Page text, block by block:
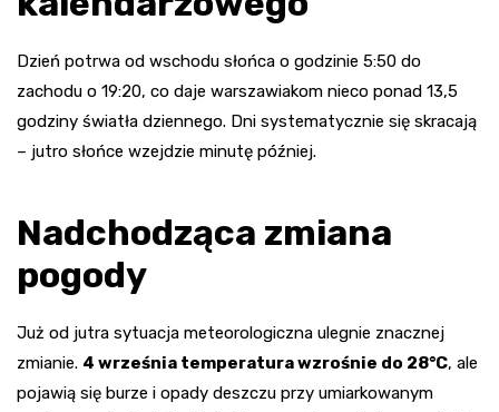
Dzień potrwa od wschodu słońca o godzinie 5:50 do
zachodu o 19:20, co daje warszawiakom nieco ponad 13,5
godziny światła dziennego. Dni systematycznie się skracają
– jutro słońce wzejdzie minutę później.
Nadchodząca zmiana
pogody
Już od jutra sytuacja meteorologiczna ulegnie znacznej
zmianie. 4 września temperatura wzrośnie do 28°C, ale
pojawią się burze i opady deszczu przy umiarkowanym